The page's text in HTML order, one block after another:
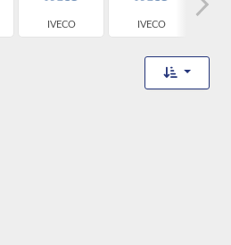
IVECO IVECO
Toggle